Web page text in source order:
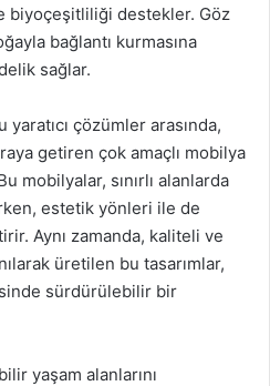
biyoçeşitliliği destekler. Göz
bağlantı kurmasına
sağlar.
çözümler arasında,
getiren çok amaçlı mobilya
mobilyalar, sınırlı alanlarda
estetik yönleri ile de
Aynı zamanda, kaliteli ve
üretilen bu tasarımlar,
sürdürülebilir bir
yaşam alanlarını